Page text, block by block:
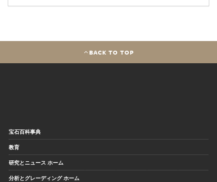
BACK TO TOP
宝石百科事典
教育
研究とニュース ホーム
分析とグレーディング ホーム